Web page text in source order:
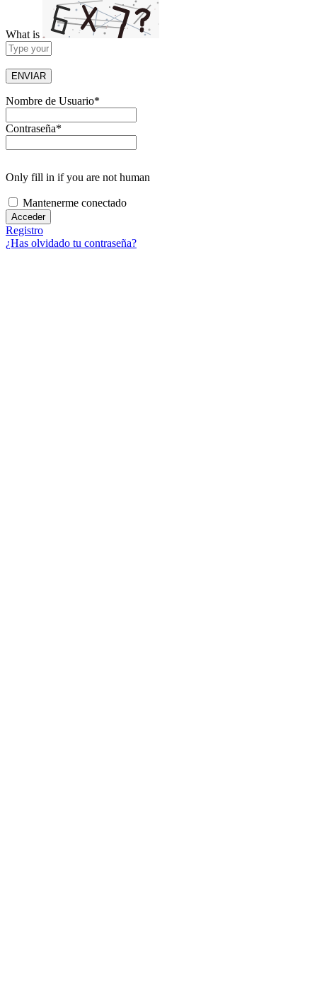
What is
Solve
the
math
problem
shown
in
the
image
to
Nombre de Usuario*
Contraseña*
Only fill in if you are not human
Mantenerme conectado
Registro
¿Has olvidado tu contraseña?